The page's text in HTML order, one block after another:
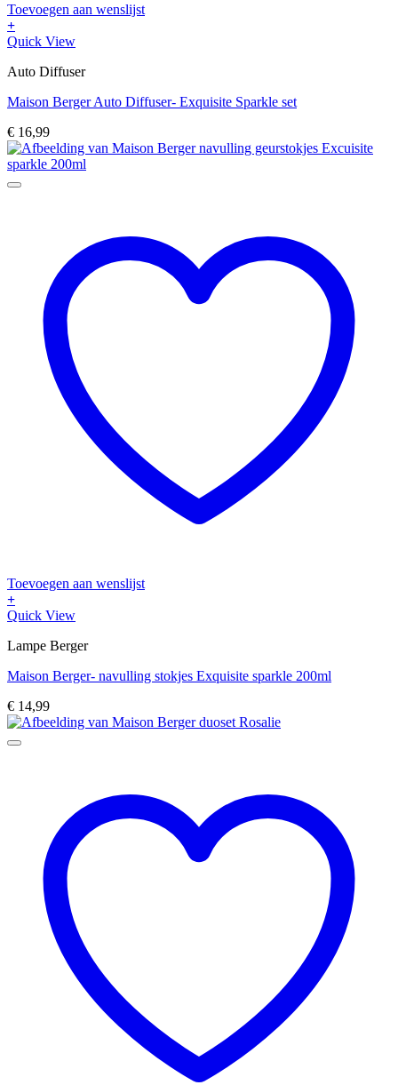
Toevoegen aan wenslijst
+
Quick View
Auto Diffuser
Maison Berger Auto Diffuser- Exquisite Sparkle set
€ 16,99
Toevoegen aan wenslijst
+
Quick View
Lampe Berger
Maison Berger- navulling stokjes Exquisite sparkle 200ml
€ 14,99